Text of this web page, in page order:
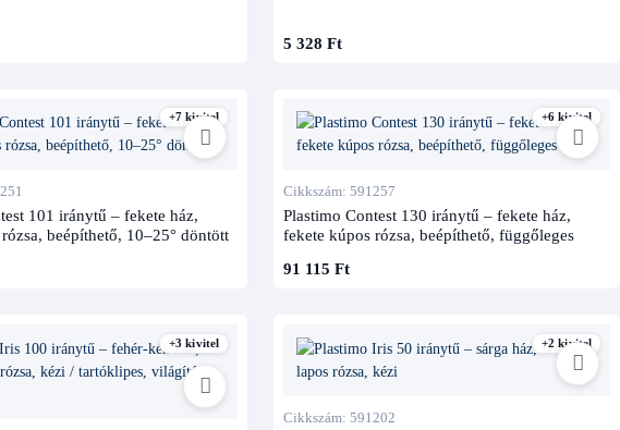
5 328 Ft
+7 kivitel
101 iránytű – fekete ház,
beépíthető, 10–25° döntött
+6 kivitel
Cikkszám: 591257
Plastimo Contest 130 iránytű – fekete ház,
fekete kúpos rózsa, beépíthető, függőleges
91 115 Ft
+3 kivitel +2 kivitel
Cikkszám: 591202